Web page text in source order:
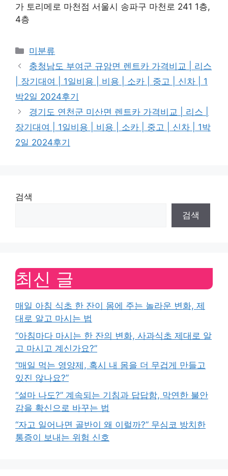
가 토리메로 마천점 서울시 송파구 마천로 241 1층,
4층
Categories
미분류
충청남도 부여군 규암면 렌트카 가격비교 | 리스
| 장기대여 | 1일비용 | 비용 | 소카 | 중고 | 신차 | 1
박2일 2024후기
경기도 연천군 미산면 렌트카 가격비교 | 리스 |
장기대여 | 1일비용 | 비용 | 소카 | 중고 | 신차 | 1박
2일 2024후기
검색
검색
최신 글
매일 아침 식초 한 잔이 몸에 주는 놀라운 변화, 제
대로 알고 마시는 법
“아침마다 마시는 한 잔의 변화, 사과식초 제대로 알
고 마시고 계신가요?”
“매일 먹는 영양제, 혹시 내 몸을 더 무겁게 만들고
있진 않나요?”
“설마 나도?” 계속되는 기침과 답답함, 막연한 불안
감을 확신으로 바꾸는 법
“자고 일어나면 골반이 왜 이럴까?” 무심코 방치한
통증이 보내는 위험 신호